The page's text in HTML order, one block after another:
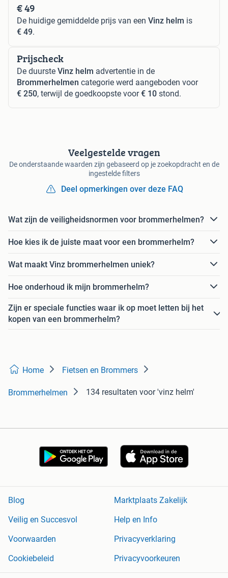
€ 49
De huidige gemiddelde prijs van een Vinz helm is
€ 49.
Prijscheck
De duurste Vinz helm advertentie in de
Brommerhelmen categorie werd aangeboden voor
€ 250, terwijl de goedkoopste voor€ 10 stond.
Veelgestelde vragen
De onderstaande waarden zijn gebaseerd op je zoekopdracht en de
ingestelde filters
Deel opmerkingen over deze FAQ
Wat zijn de veiligheidsnormen voor brommerhelmen?
Hoe kies ik de juiste maat voor een brommerhelm?
Wat maakt Vinz brommerhelmen uniek?
Hoe onderhoud ik mijn brommerhelm?
Zijn er speciale functies waar ik op moet letten bij het
kopen van een brommerhelm?
Home Fietsen en Brommers
Brommerhelmen 134 resultaten voor 'vinz helm'
Blog
Marktplaats Zakelijk
Veilig en Succesvol
Help en Info
Voorwaarden
Privacyverklaring
Cookiebeleid
Privacyvoorkeuren